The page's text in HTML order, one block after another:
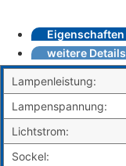
Eigenschaften
weitere Details
Lampenleistung:
Lampenspannung:
Lichtstrom:
Sockel: